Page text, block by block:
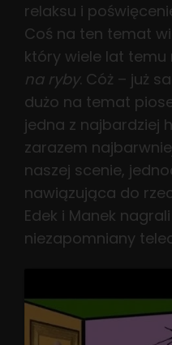
relaksu i
Coś na ten temat
który wiele lat temu
na ryby. Cóż – już
dużo na temat
jedna z najbardziej
zarazem
naszej scenie,
nawiązująca do
Edek i Manek
niezapomniany